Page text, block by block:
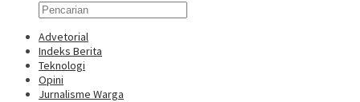
Advetorial
Indeks Berita
Teknologi
Opini
Jurnalisme Warga